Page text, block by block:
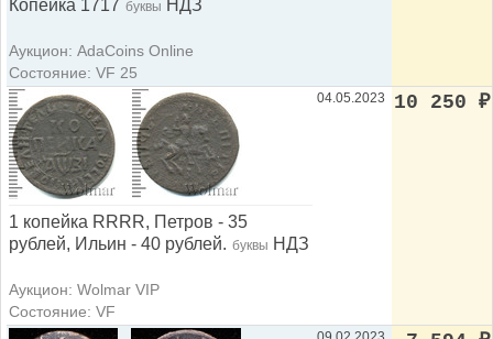
Копейка 1717 буквы НДЗ
Аукцион: AdaCoins Online
Состояние: VF 25
1 копейка RRRR, Петров - 35
рублей, Ильин - 40 рублей. буквы НДЗ
Аукцион: Wolmar VIP
Состояние: VF
04.05.2023 10 250 ₽